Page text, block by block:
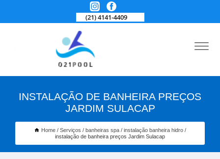
(21) 4141-4409
INSTALAÇÃO DE BANHEIRA PREÇOS
JARDIM SULACAP
Home Serviços banheiras spa
instalação banheira hidro
instalação de banheira preços Jardim Sulacap